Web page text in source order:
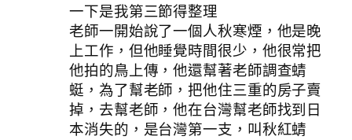
一下是我第三節得整理
老師一開始說了一個人秋寒煙，他是晚
上工作，但他睡覺時間很少，他很常把
他拍的鳥上傳，他還幫著老師調查蜻
蜓，為了幫老師，把他住三重的房子賣
掉，去幫老師，他在台灣幫老師找到日
本消失的，是台灣第一支，叫秋紅蜻